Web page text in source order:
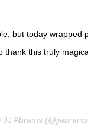
but today wrapped
thank this truly
JJ Abrams